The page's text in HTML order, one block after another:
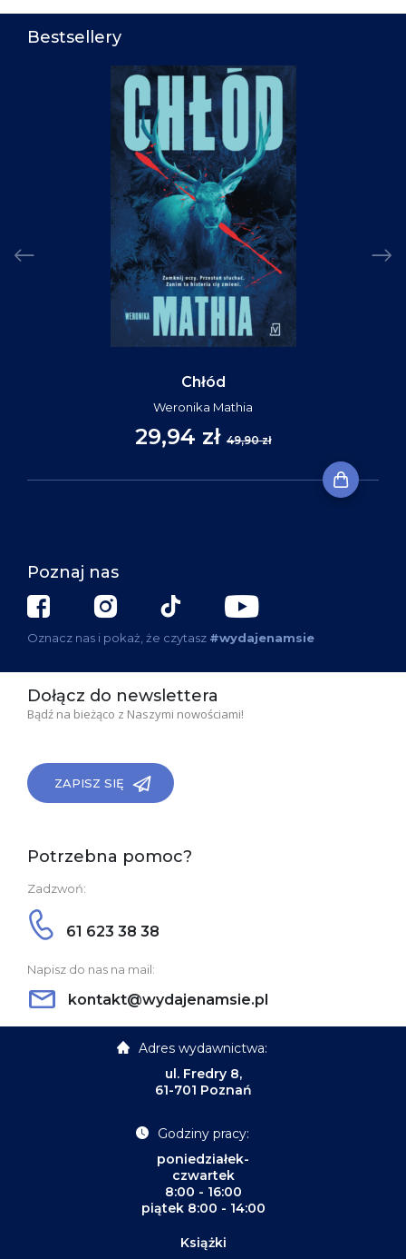
Bestsellery
Chłód
Weronika Mathia
29,94 zł 49,90 zł
Poznaj nas
Oznacz nas i pokaż, że czytasz #wydajenamsie
Dołącz do newslettera
Bądź na bieżąco z Naszymi nowościami!
ZAPISZ SIĘ
Potrzebna pomoc?
Zadzwoń:
61 623 38 38
Napisz do nas na mail:
kontakt@wydajenamsie.pl
Adres wydawnictwa:
ul. Fredry 8,
61-701 Poznań
Godziny pracy:
poniedziałek-
czwartek
8:00 - 16:00
piątek 8:00 - 14:00
Książki